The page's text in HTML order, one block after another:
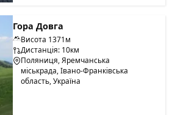
Гора Довга
Висота 1371м
Дистанція: 10км
Поляниця, Яремчанська
міськрада, Івано-Франківська
область, Україна